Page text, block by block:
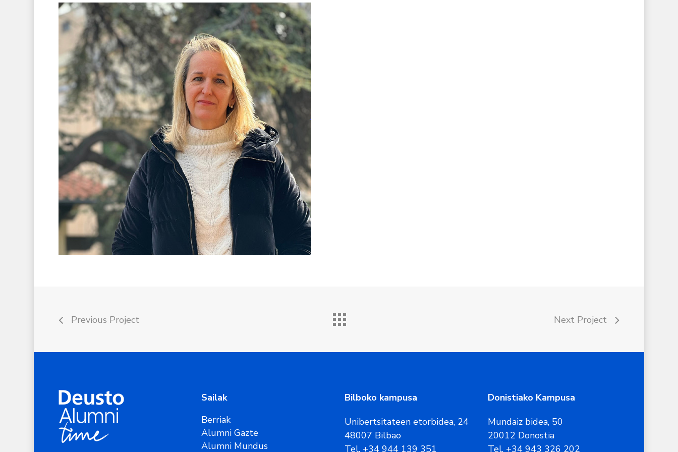
Previous Project Next Project
Sailak
Berriak
Alumni Gazte
Alumni Mundus
Bilboko kampusa
Unibertsitateen etorbidea, 24
48007 Bilbao
Tel. +34 944 139 351
Donistiako Kampusa
Mundaiz bidea, 50
20012 Donostia
Tel. +34 943 326 202